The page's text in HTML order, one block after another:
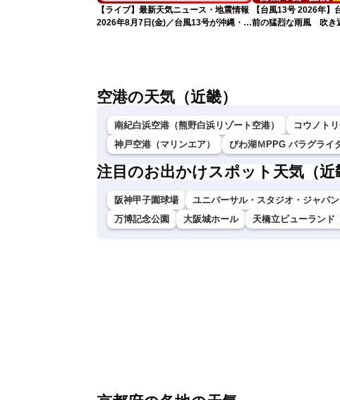
【ライブ】最新天気ニュース・地震情報
2026年8月7日(金)／台風13号が沖縄・奄
【台風13号 2026年】
前の猛烈な雨風 吹き
空港の天気（近畿）
南紀白浜空港（熊野白浜リゾート空港） コウノト
神戸空港（マリンエア）
びわ湖ＭPPG パラグライ
注目のお出かけスポット天気（近
阪神甲子園球場 ユニバーサル・スタジオ・ジャパン
万博記念公園
大阪城ホール 天橋立ビューランド